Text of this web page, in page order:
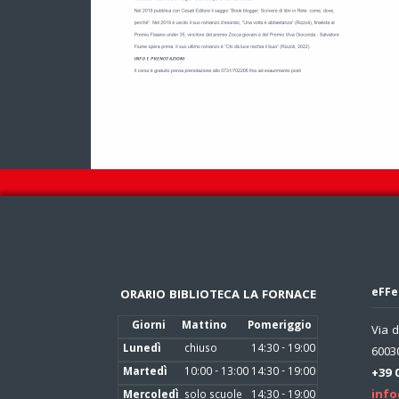
ORARIO BIBLIOTECA LA FORNACE
Giorni Mattino
Pomeriggio
Lunedì
chiuso
14:30 - 19:00
Martedì
10:00 - 13:0014:30 - 19:00
Via
+39